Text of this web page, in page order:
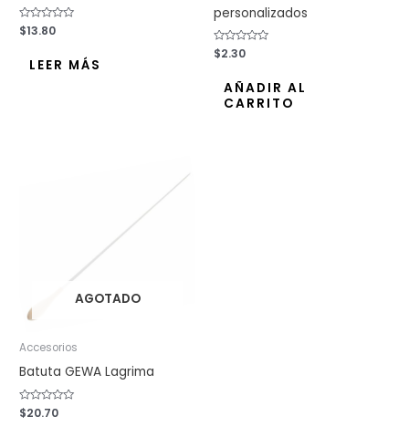
Valorado
con
$13.80
LEER MÁS
personalizados
Valorado
con
$2.30
AÑADIR AL
CARRITO
AGOTADO
Accesorios
Batuta GEWA Lagrima
Valorado
con
$20.70